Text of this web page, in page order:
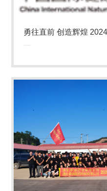
勇往直前 创造辉煌